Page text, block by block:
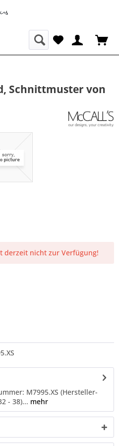
Schnittmuster von
derzeit nicht zur Verfügung!
M7995.XS (Hersteller-
- 38)... mehr